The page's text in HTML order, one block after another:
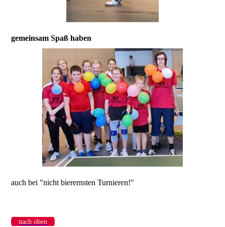
gemeinsam Spaß haben
auch bei "nicht bierernsten Turnieren!"
nach oben